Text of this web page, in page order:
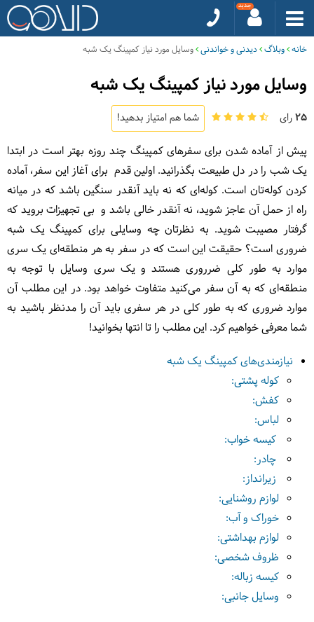
خانه وبلاگ دیدنی و خواندنی وسایل مورد نیاز کمپینگ یک شبه
وسایل مورد نیاز کمپینگ یک شبه
25رای شما هم امتیاز بدهید!
پیش از آماده شدن برای سفرهای کمپینگ چند روزه بهتر است در ابتدا
یک شب را در دل طبیعت بگذرانید. اولین قدم برای آغاز این سفر، آماده
کردن کوله‌تان است. کوله‌ای که نه باید آنقدر سنگین باشد که در میانه
راه از حمل آن عاجز شوید، نه آنقدر خالی باشد و بی تجهیزات بروید که
گرفتار مصیبت شوید. به نظرتان چه وسایلی برای کمپینگ یک شبه
ضروری است؟ حقیقت این است که در سفر به هر منطقه‌ای یک سری
موارد به طور کلی ضرروری هستند و یک سری وسایل با توجه به
منطقه‌ای که به آن سفر می‌کنید متفاوت خواهد بود. در این مطلب آن
موارد ضروری که به طور کلی در هر سفری باید آن را مدنظر باشید به
شما معرفی خواهیم کرد. این مطلب را تا انتها بخوانید!
نیازمندی‌های کمپینگ یک شبه
کوله پشتی:
کفش:
لباس:
کیسه خواب:
چادر:
زیرانداز:
لوازم روشنایی:
خوراک و آب:
لوازم بهداشتی:
ظروف شخصی:
کیسه زباله:
وسایل جانبی: